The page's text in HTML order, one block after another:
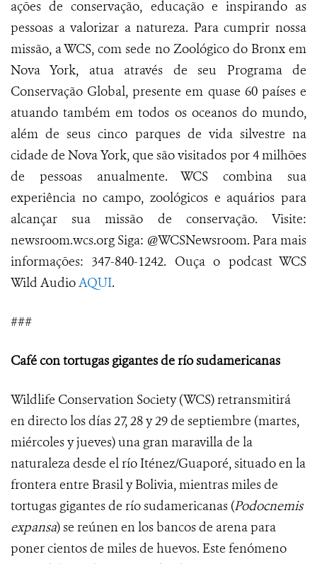
ações de conservação, educação e inspirando as
pessoas a valorizar a natureza. Para cumprir nossa
missão, a WCS, com sede no Zoológico do Bronx em
Nova York, atua através de seu Programa de
Conservação Global, presente em quase 60 países e
atuando também em todos os oceanos do mundo,
além de seus cinco parques de vida silvestre na
cidade de Nova York, que são visitados por 4 milhões
de pessoas anualmente. WCS combina sua
experiência no campo, zoológicos e aquários para
alcançar sua missão de conservação. Visite:
newsroom.wcs.org Siga: @WCSNewsroom. Para mais
informações: 347-840-1242. Ouça o podcast WCS
Wild AudioAQUI.
###
Café con tortugas gigantes de río sudamericanas
Wildlife Conservation Society (WCS) retransmitirá
en directo los días 27, 28 y 29 de septiembre (martes,
miércoles y jueves) una gran maravilla de la
naturaleza desde el río Iténez/Guaporé, situado en la
frontera entre Brasil y Bolivia, mientras miles de
tortugas gigantes de río sudamericanas (Podocnemis
expansa) se reúnen en los bancos de arena para
poner cientos de miles de huevos. Este fenómeno